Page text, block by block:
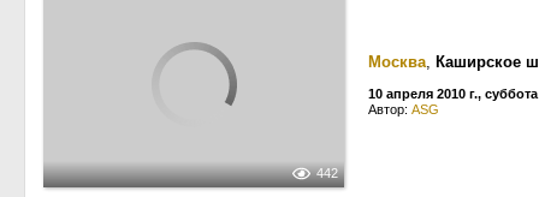
442
Москва, Каширское
10 апреля 2010 г., суббота
Автор: ASG